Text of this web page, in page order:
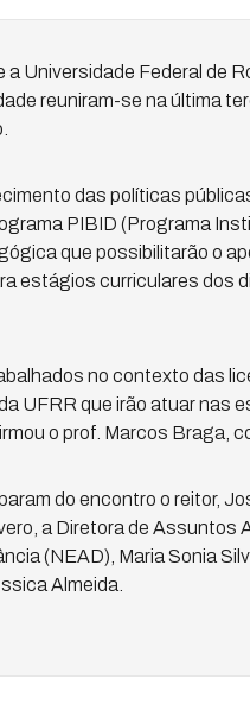
Universidade Federal de
reuniram-se na última
das políticas
PIBID (Programa
que possibilitarão o
estágios curriculares
no contexto das
UFRR que irão atuar nas
o prof. Marcos Braga,
do encontro o reitor,
a Diretora de Assuntos
(NEAD), Maria Sonia
Almeida.